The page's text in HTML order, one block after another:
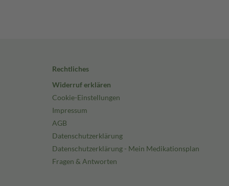
Rechtliches
Widerruf erklären
Cookie-Einstellungen
Impressum
AGB
Datenschutzerklärung
Datenschutzerklärung - Mein Medikationsplan
Fragen & Antworten